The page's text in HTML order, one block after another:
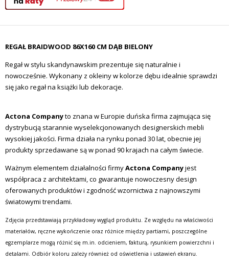
REGAŁ BRAIDWOOD 86X160 CM DĄB BIELONY
Regał w stylu skandynawskim prezentuje się naturalnie i
nowocześnie. Wykonany z okleiny w kolorze dębu idealnie sprawdzi
się jako regał na książki lub dekoracje.
Actona Companyto znana w Europie duńska firma zajmująca się
dystrybucją starannie wyselekcjonowanych designerskich mebli
wysokiej jakości. Firma działa na rynku ponad 30 lat, obecnie jej
produkty sprzedawane są w ponad 90 krajach na całym świecie.
Ważnym elementem działalności firmyActona Companyjest
współpraca z architektami, co gwarantuje nowoczesny design
oferowanych produktów i zgodność wzornictwa z najnowszymi
światowymi trendami.
Zdjęcia przedstawiają przykładowy wygląd produktu. Ze względu na właściwości
materiałów, ręczne wykończenie oraz różnice między partiami, poszczególne
egzemplarze mogą różnić się m.in. odcieniem, fakturą, rysunkiem powierzchni i
detalami. Odbiór koloru zależy również od oświetlenia i ustawień ekranu.